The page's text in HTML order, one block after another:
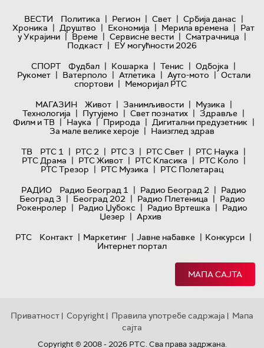
ВЕСТИ Политика | Регион | Свет | Србија данас |
Хроника | Друштво | Економија | Мерила времена | Рат
у Украјини | Време | Сервисне вести | Сматрачница |
Подкаст | ЕУ могућности 2026
СПОРТ
Фудбал | Кошарка | Тенис | Одбојка |
Рукомет | Ватерполо | Атлетика | Ауто-мото | Остали
спортови | Меморијал РТС
МАГАЗИН
Живот | Занимљивости | Музика |
Технологијa | Путујемо | Свет познатих | Здравље |
Филм и ТВ | Наука | Природа | Дигитални предузетник |
За мале велике хероје | Наизглед здрав
ТВ
РТС 1 | РТС 2 | РТС 3 | РТС Свет | РТС Наука |
РТС Драма | РТС Живот | РТС Класика | РТС Коло |
РТС Трезор | РТС Музика | РТС Полетарац
РАДИО
Радио Београд 1 | Радио Београд 2 | Радио
Београд 3 | Београд 202 | Радио Плетеница | Радио
Рокенролер | Радио Џубокс | Радио Вртешка | Радио
Џезер | Архив
РТС
Контакт | Маркетинг | Јавне набавке | Конкурси |
Интернет портал
МАПА САЈТА
Приватност | Copyright | Правила употребе садржаја | Мапа
сајта
Copyright © 2008 - 2026 РТС. Сва права задржана.